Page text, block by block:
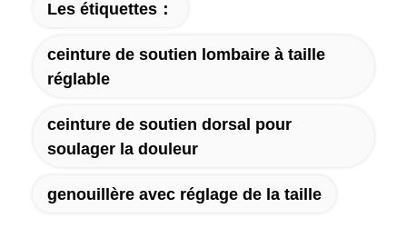
Les étiquettes：
ceinture de soutien lombaire à taille
réglable
ceinture de soutien dorsal pour
soulager la douleur
genouillère avec réglage de la taille